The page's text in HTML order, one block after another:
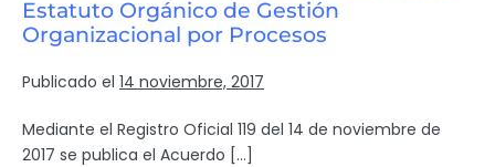
Estatuto Orgánico de Gestión
Organizacional por Procesos
Publicado el 14 noviembre, 2017
Mediante el Registro Oficial 119 del 14 de noviembre de
2017 se publica el Acuerdo […]